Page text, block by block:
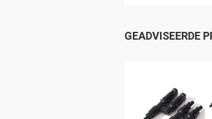
GEADVISEERDE